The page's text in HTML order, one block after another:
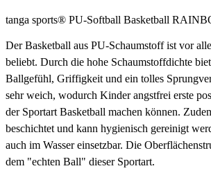
tanga sports® PU-Softball Basketball
Der Basketball aus PU-Schaumstoff ist vor
beliebt. Durch die hohe Schaumstoffdichte
Ballgefühl, Griffigkeit und ein tolles
sehr weich, wodurch Kinder angstfrei erste
der Sportart Basketball machen können.
beschichtet und kann hygienisch gereinigt
auch im Wasser einsetzbar. Die
dem "echten Ball" dieser Sportart.